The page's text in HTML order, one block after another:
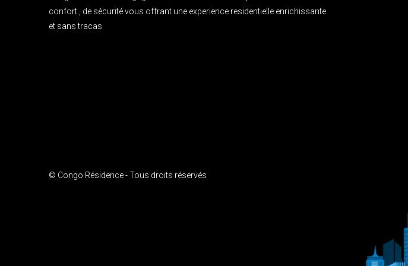
confort , de sécurité vous offrant une experience residentielle enrichissante
et sans tracas
© Congo Résidence - Tous droits réservés